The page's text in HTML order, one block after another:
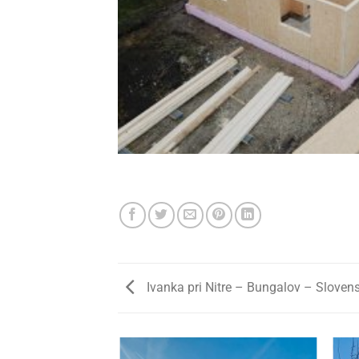
Ivanka pri Nitre – Bungalov –